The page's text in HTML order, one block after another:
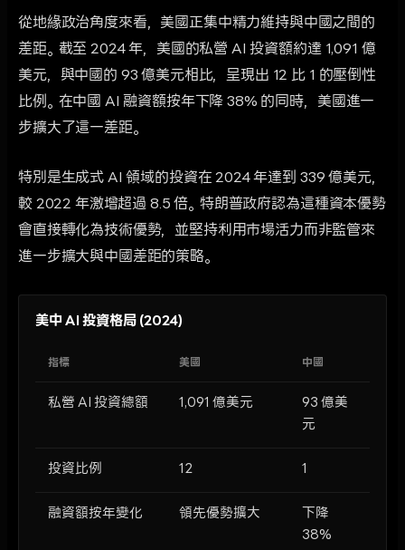
從地緣政治角度來看，美國正集中精力維持與中國之間的
差距。截至 2024 年，美國的私營 AI 投資額約達 1,091 億
美元，與中國的 93 億美元相比，呈現出 12 比 1 的壓倒性
比例。在中國 AI 融資額按年下降 38% 的同時，美國進一
步擴大了這一差距。
特別是生成式 AI 領域的投資在 2024 年達到 339 億美元，
較 2022 年激增超過 8.5 倍。特朗普政府認為這種資本優勢
會直接轉化為技術優勢，並堅持利用市場活力而非監管來
進一步擴大與中國差距的策略。
美中 AI 投資格局 (2024)
指標 美國 中國
私營 AI 投資總額 1,091 億美元
93 億美
元
投資比例 12 1
融資額按年變化 領先優勢擴大
下降
38%